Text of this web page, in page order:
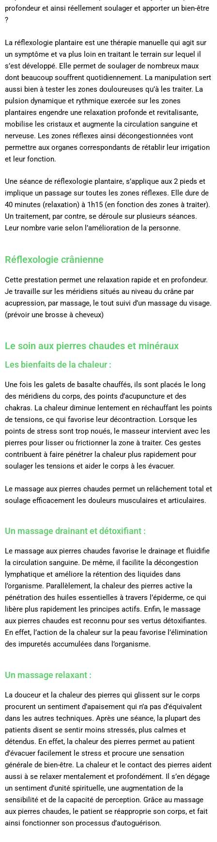
profondeur et ainsi réellement soulager et apporter un bien-être
?
La réflexologie plantaire est une thérapie manuelle qui agit sur
un symptôme et va plus loin en traitant le terrain sur lequel il
s’est développé. Elle permet de soulager de nombreux maux
dont beaucoup souffrent quotidiennement. La manipulation sert
aussi bien à tester les zones douloureuses qu’à les traiter. La
pulsion dynamique et rythmique exercée sur les zones
plantaires engendre une relaxation profonde et revitalisante,
mobilise les cristaux et augmente la circulation sanguine et
nerveuse. Les zones réflexes ainsi décongestionnées vont
permettre aux organes correspondants de rétablir leur irrigation
et leur fonction.
Une séance de réflexologie plantaire, s’applique aux 2 pieds et
implique un passage sur toutes les zones réflexes. Elle dure de
40 minutes (relaxation) à 1h15 (en fonction des zones à traiter).
Un traitement, par contre, se déroule sur plusieurs séances.
Leur nombre varie selon l’amélioration de la personne.
Réflexologie crânienne
Cette prestation permet une relaxation rapide et en profondeur.
Je travaille sur les méridiens situés au niveau du crâne par
acupression, par massage, le tout suivi d’un massage du visage.
(prévoir une brosse à cheveux)
Le soin aux pierres chaudes et minéraux
Les bienfaits de la chaleur :
Une fois les galets de basalte chauffés, ils sont placés le long
des méridiens du corps, des points d’acupuncture et des
chakras. La chaleur diminue lentement en réchauffant les points
de tensions, ce qui favorise leur décontraction. Lorsque les
points de stress sont trop noués, le masseur intervient avec les
pierres pour lisser ou frictionner la zone à traiter. Ces gestes
contribuent à faire pénétrer la chaleur plus rapidement pour
soulager les tensions et aider le corps à les évacuer.
Le massage aux pierres chaudes permet un relâchement total et
soulage efficacement les douleurs musculaires et articulaires.
Un massage drainant et détoxifiant :
Le massage aux pierres chaudes favorise le drainage et fluidifie
la circulation sanguine. De même, il facilite la décongestion
lymphatique et améliore la rétention des liquides dans
l’organisme. Parallèlement, la chaleur des pierres active la
pénétration des huiles essentielles à travers l’épiderme, ce qui
libère plus rapidement les principes actifs. Enfin, le massage
aux pierres chaudes est reconnu pour ses vertus détoxifiantes.
En effet, l’action de la chaleur sur la peau favorise l’élimination
des impuretés accumulées dans l’organisme.
Un massage relaxant :
La douceur et la chaleur des pierres qui glissent sur le corps
procurent un sentiment d’apaisement qui n’a pas d’équivalent
dans les autres techniques. Après une séance, la plupart des
patients disent se sentir moins stressés, plus calmes et
détendus. En effet, la chaleur des pierres permet au patient
d’évacuer facilement le stress et procure une sensation
générale de bien-être. La chaleur et le contact des pierres aident
aussi à se relaxer mentalement et profondément. Il s’en dégage
un sentiment d’unité spirituelle, une augmentation de la
sensibilité et de la capacité de perception. Grâce au massage
aux pierres chaudes, le patient se réapproprie son corps, et fait
ainsi fonctionner son processus d’autoguérison.